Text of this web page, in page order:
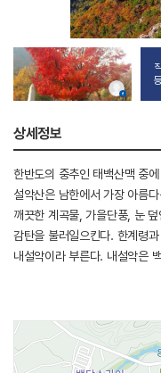
상세정보
한반도의 중추인 태백산맥 중
설악산은 남한에서 가장 아름
깨끗한 계곡물, 가을단풍, 눈
감탄을 불러일으킨다. 한계령
내설악이라 부른다. 내설악은
십이선녀탕계곡, 용아장성,
곳. 계곡의 갈래가 다양하므로
수렴동 코스, 십이선녀탕계곡